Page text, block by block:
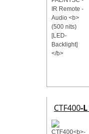
CTF400-L